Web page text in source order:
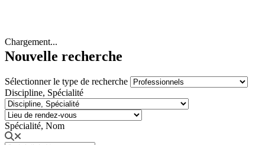
Chargement...
Nouvelle recherche
Sélectionner le type de recherche
Discipline, Spécialité
Spécialité, Nom